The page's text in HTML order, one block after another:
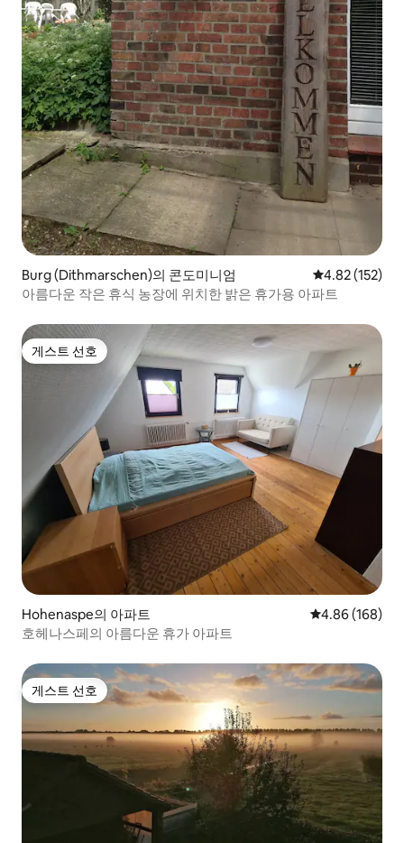
Burg (Dithmarschen)의 콘도미니엄 평점 4.82점(5
4.82 (152)
아름다운 작은 휴식 농장에 위치한 밝은 휴가용 아파트
게스트 선호
게스트 선호
Hohenaspe의 아파트 평점 4.86점(5
4.86 (168)
호헤나스페의 아름다운 휴가 아파트
게스트 선호
게스트 선호